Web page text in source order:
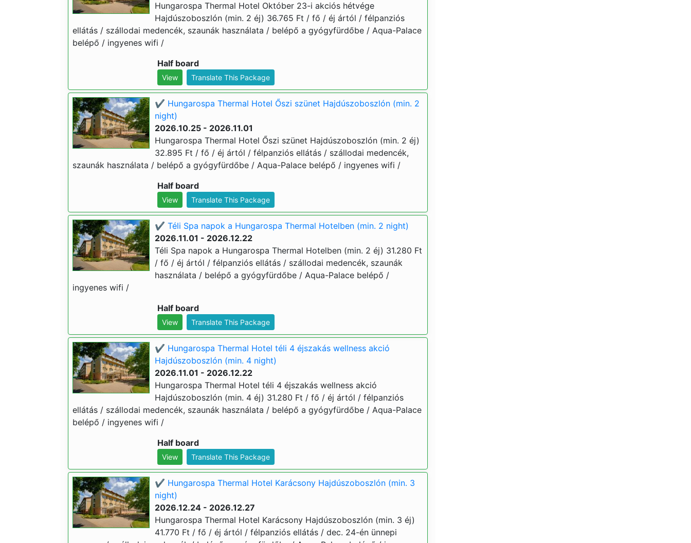
Hungarospa Thermal Hotel Október 23-i akciós hétvége
Hajdúszoboszlón (min. 2 éj) 36.765 Ft / fő / éj ártól / félpanziós
ellátás / szállodai medencék, szaunák használata / belépő a gyógyfürdőbe / Aqua-Palace
belépő / ingyenes wifi /
Half board
View Translate This Package
✔️ Hungarospa Thermal Hotel Őszi szünet Hajdúszoboszlón (min. 2
night)
2026.10.25 - 2026.11.01
Hungarospa Thermal Hotel Őszi szünet Hajdúszoboszlón (min. 2 éj)
32.895 Ft / fő / éj ártól / félpanziós ellátás / szállodai medencék,
szaunák használata / belépő a gyógyfürdőbe / Aqua-Palace belépő / ingyenes wifi /
Half board
View Translate This Package
✔️ Téli Spa napok a Hungarospa Thermal Hotelben (min. 2 night)
2026.11.01 - 2026.12.22
Téli Spa napok a Hungarospa Thermal Hotelben (min. 2 éj) 31.280 Ft
/ fő / éj ártól / félpanziós ellátás / szállodai medencék, szaunák
használata / belépő a gyógyfürdőbe / Aqua-Palace belépő /
ingyenes wifi /
Half board
View Translate This Package
✔️ Hungarospa Thermal Hotel téli 4 éjszakás wellness akció
Hajdúszoboszlón (min. 4 night)
2026.11.01 - 2026.12.22
Hungarospa Thermal Hotel téli 4 éjszakás wellness akció
Hajdúszoboszlón (min. 4 éj) 31.280 Ft / fő / éj ártól / félpanziós
ellátás / szállodai medencék, szaunák használata / belépő a gyógyfürdőbe / Aqua-Palace
belépő / ingyenes wifi /
Half board
View Translate This Package
✔️ Hungarospa Thermal Hotel Karácsony Hajdúszoboszlón (min. 3
night)
2026.12.24 - 2026.12.27
Hungarospa Thermal Hotel Karácsony Hajdúszoboszlón (min. 3 éj)
41.770 Ft / fő / éj ártól / félpanziós ellátás / dec. 24-én ünnepi